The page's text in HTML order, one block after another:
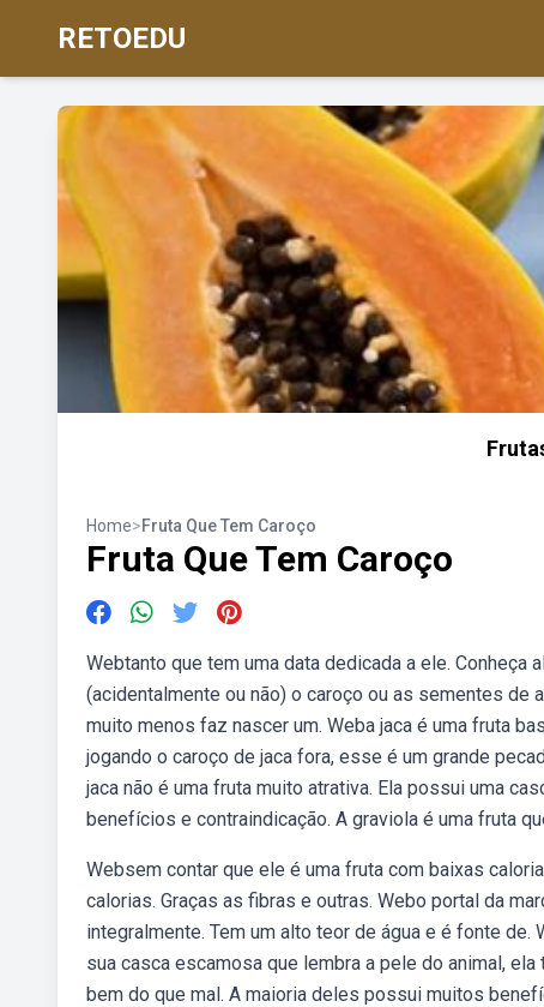
RETOEDU
Home>Fruta Que Tem Caroço
Fruta Que Tem Caroço
Webtanto que tem uma data dedicada a ele.
(acidentalmente ou não) o caroço ou as sementes de
muito menos faz nascer um. Weba jaca é uma fruta
jogando o caroço de jaca fora, esse é um grande
jaca não é uma fruta muito atrativa. Ela possui uma
benefícios e contraindicação. A graviola é uma fruta
Websem contar que ele é uma fruta com baixas
calorias. Graças as fibras e outras. Webo portal da
integralmente. Tem um alto teor de água e é fonte
sua casca escamosa que lembra a pele do animal,
bem do que mal. A maioria deles possui muitos